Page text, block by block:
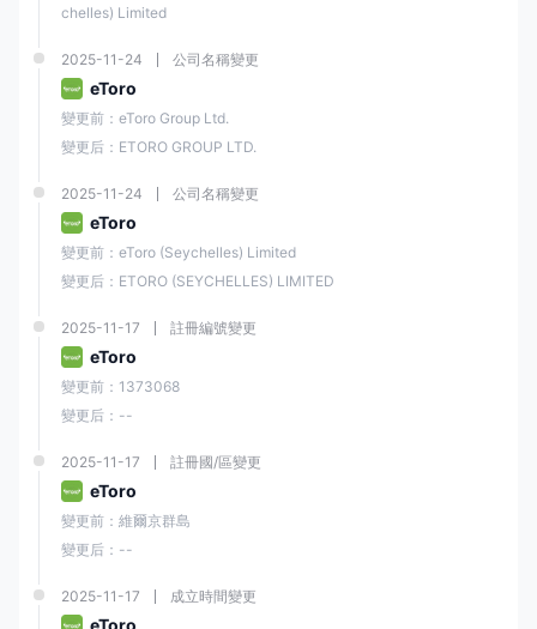
chelles) Limited
2025-11-24 公司名稱變更
eToro
變更前：eToro Group Ltd.
變更后：ETORO GROUP LTD.
2025-11-24 公司名稱變更
eToro
變更前：eToro (Seychelles) Limited
變更后：ETORO (SEYCHELLES) LIMITED
2025-11-17 註冊編號變更
eToro
變更前：1373068
變更后：--
2025-11-17 註冊國/區變更
eToro
變更前：維爾京群島
變更后：--
2025-11-17 成立時間變更
eToro